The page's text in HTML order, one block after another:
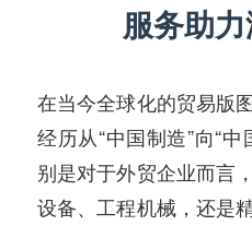
服务助
在当今全球化的贸易版
经历从“中国制造”向“
别是对于外贸企业而言
设备、工程机械，还是